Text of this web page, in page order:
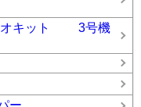
オキット 3号機